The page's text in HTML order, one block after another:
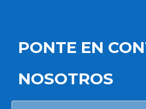
PONTE EN
NOSOTROS